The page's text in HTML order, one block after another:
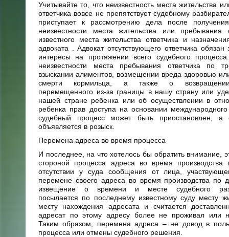
Учитывайте то, что неизвестность места жительства
ответчика вовсе не препятствует судебному
приступает к рассмотрению дела после
неизвестности места жительства или пребывания
известного места жительства ответчика и
адвоката . Адвокат отсутствующего ответчика
интересы на протяжении всего судебного
неизвестности места пребывания ответчика по
взыскании алиментов, возмещении вреда здоровью
смерти кормильца, а также о возвращении
перемещенного из-за границы в нашу страну или
нашей стране ребенка или об осуществлении в
ребенка прав доступа на основании
судебный процесс может быть приостановлен, а
объявляется в розыск.
Перемена адреса во время процесса
И последнее, на что хотелось бы обратить внимание,
стороной процесса адреса во время
отсутствии у суда сообщения от лица,
перемене своего адреса во время производства по
извещение о времени и месте судебного
посылается по последнему известному суду месту
месту нахождения адресата и считается
адресат по этому адресу более не проживал или
Таким образом, перемена адреса – не довод в
процесса или отмены судебного решения.